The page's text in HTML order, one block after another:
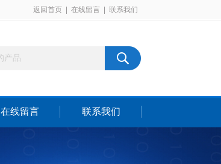
返回首页 在线留言 联系我们
在线留言 联系我们